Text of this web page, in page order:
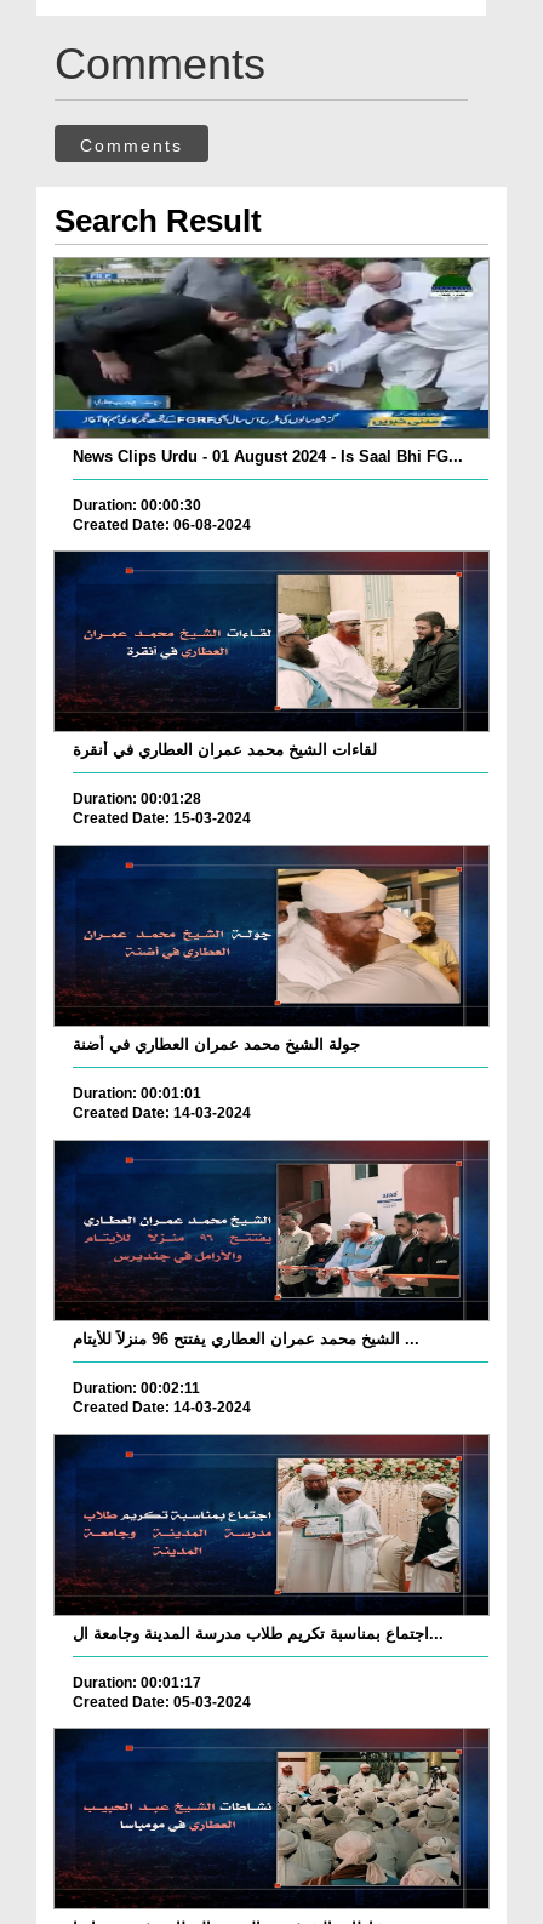
Comments
Comments
Search Result
News Clips Urdu - 01 August 2024 - Is Saal Bhi FG...
Duration: 00:00:30
Created Date: 06-08-2024
لقاءات الشيخ محمد عمران العطاري في أنقرة
Duration: 00:01:28
Created Date: 15-03-2024
جولة الشيخ محمد عمران العطاري في أضنة
Duration: 00:01:01
Created Date: 14-03-2024
الشيخ محمد عمران العطاري يفتتح 96 منزلاً للأيتام ...
Duration: 00:02:11
Created Date: 14-03-2024
اجتماع بمناسبة تكريم طلاب مدرسة المدينة وجامعة ال...
Duration: 00:01:17
Created Date: 05-03-2024